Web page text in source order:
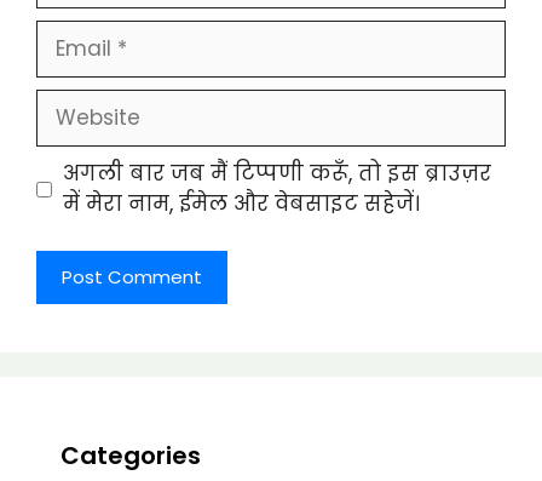
Email
Website
अगली बार जब मैं टिप्पणी करूँ, तो इस ब्राउज़र
में मेरा नाम, ईमेल और वेबसाइट सहेजें।
Categories